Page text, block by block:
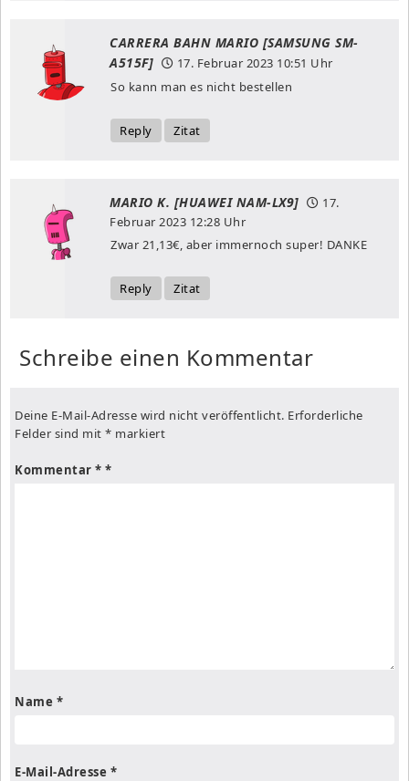
CARRERA BAHN MARIO [SAMSUNG SM-
A515F]
17. Februar 2023 10:51 Uhr
So kann man es nicht bestellen
Reply Zitat
MARIO K. [HUAWEI NAM-LX9]
17.
Februar 2023 12:28 Uhr
Zwar 21,13€, aber immernoch super! DANKE
Reply Zitat
Schreibe einen Kommentar
Deine E-Mail-Adresse wird nicht veröffentlicht. Erforderliche
Felder sind mit * markiert
Kommentar *
Name *
E-Mail-Adresse *